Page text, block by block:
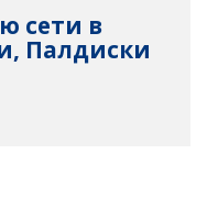
сети в
Палдиски